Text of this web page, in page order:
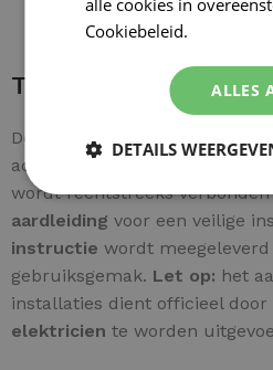
Thermostaat
De bedrading is eenvoudig
achterzijde van de
wordt rechtstreeks
aardleiding voor een veilige
instructie wordt
gebruiksgemak. Let op: het
installaties dient officieel door
elektricien te worden
alle cookies in
Cookiebeleid.
ALLES
DETAILS